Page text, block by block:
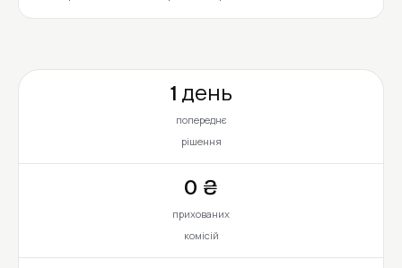
1 день
попереднє
рішення
0 ₴
прихованих
комісій